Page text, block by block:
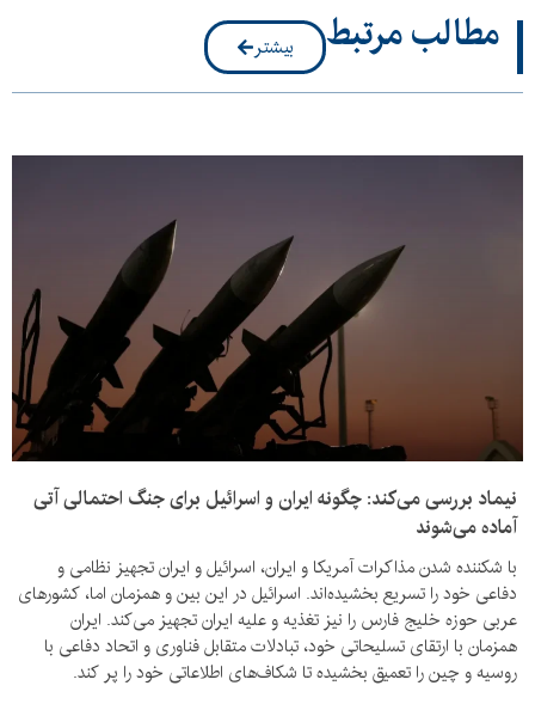
مطالب مرتبط بیشتر
نیماد بررسی می‌کند: چگونه ایران و اسرائیل برای جنگ احتمالی آتی
آماده می‌شوند
با شکننده شدن مذاکرات آمریکا و ایران، اسرائیل و ایران تجهیز نظامی و
دفاعی خود را تسریع بخشیده‌اند. اسرائیل در این بین و همزمان اما، کشورهای
عربی حوزه خلیج فارس را نیز تغذیه و علیه ایران تجهیز می‌کند. ایران
همزمان با ارتقای تسلیحاتی خود، تبادلات متقابل فناوری و اتحاد دفاعی با
روسیه و چین را تعمیق بخشیده تا شکاف‌های اطلاعاتی خود را پر کند.